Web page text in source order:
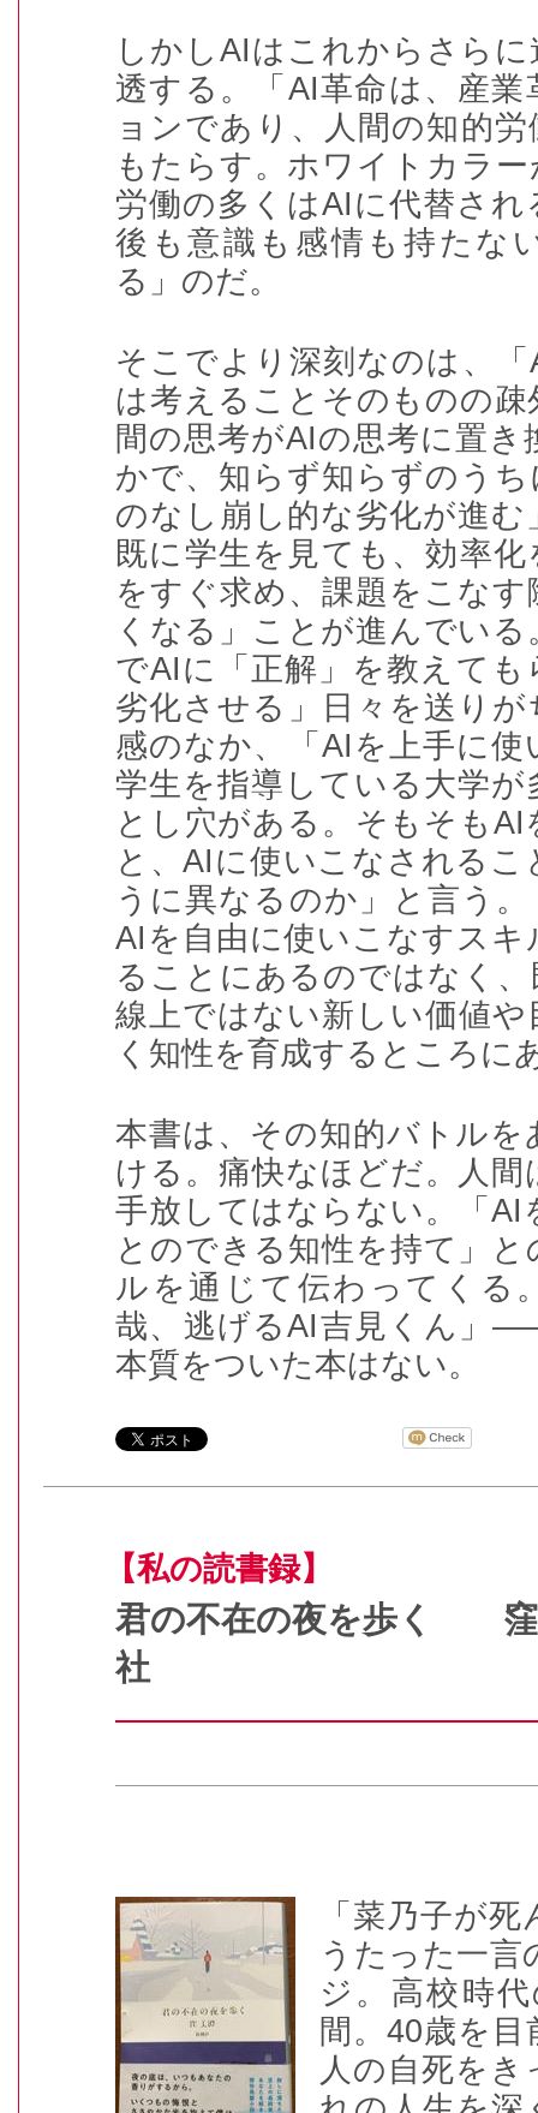
しかしAIはこれからさら
透する。「 AI革命は、産業
ョンであり、人間の知的
もたらす。ホワイトカラ
労働の多くはAIに代替さ
後も意識も感情も持たな
る」のだ。
そこでより深刻なのは、「
は考えることそのものの
間の思考がAIの思考に置き
かで、知らず知らずのう
のなし崩し的な劣化が進
既に学生を見ても、効率
をすぐ求め、課題をこな
くなる」ことが進んでい
でAIに「正解」を教えて
劣化させる」日々を送り
感のなか、「 AI を上手に
学生を指導している大学
とし穴がある。そもそもAI
と、AIに使いこなされる
うに異なるのか」と言う
AI を自由に使いこなすス
ることにあるのではなく
線上ではない新しい価値
く知性を育成するところに
本書は、その知的バトル
ける。痛快なほどだ。人
手放してはならない。「AI
とのできる知性を持て」
ルを通じて伝わってくる
哉、逃げるAI吉見くん」
本質をついた本はない。
【私の読書録】
君の不在の夜を歩く
社
「菜乃子が
うたった一言
ジ。高校時
間。 40歳を目
人の自死を